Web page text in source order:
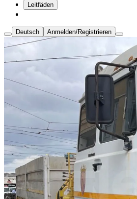
Leitfäden
Deutsch Anmelden/Registrieren